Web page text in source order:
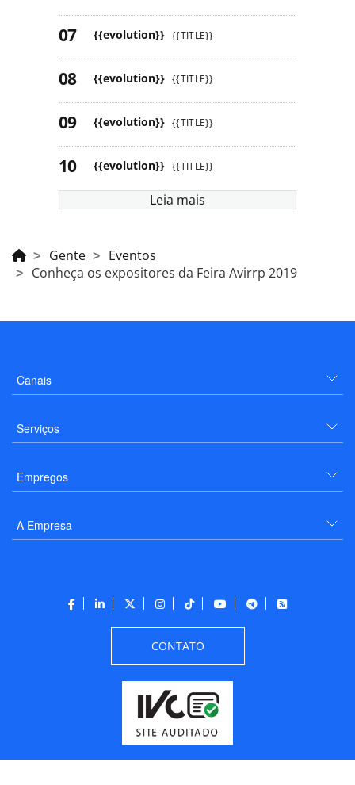
{{evolution}} {{TITLE}}
{{evolution}} {{TITLE}}
{{evolution}} {{TITLE}}
{{evolution}} {{TITLE}}
Leia mais
Gente
Eventos
Conheça os expositores da Feira Avirrp 2019
Canais
Serviços
Empregos
A Empresa
CONTATO